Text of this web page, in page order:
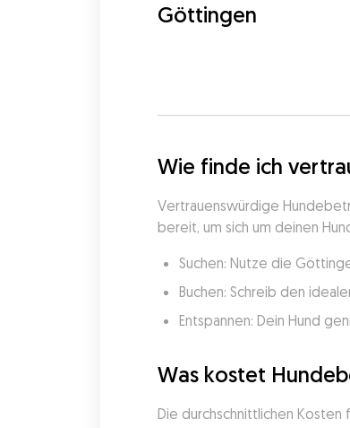
Göttingen
Wie finde ich
Vertrauenswürdige
bereit, um sich um deinen
Suchen: Nutze die
Buchen: Schreib den
Entspannen: Dein Hund
Was kostet
Die durchschnittlichen